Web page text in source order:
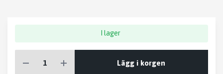
I lager
Lägg i korgen